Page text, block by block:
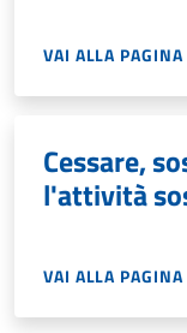
VAI ALLA PAGINA
Cessare,
l'attività
VAI ALLA PAGINA